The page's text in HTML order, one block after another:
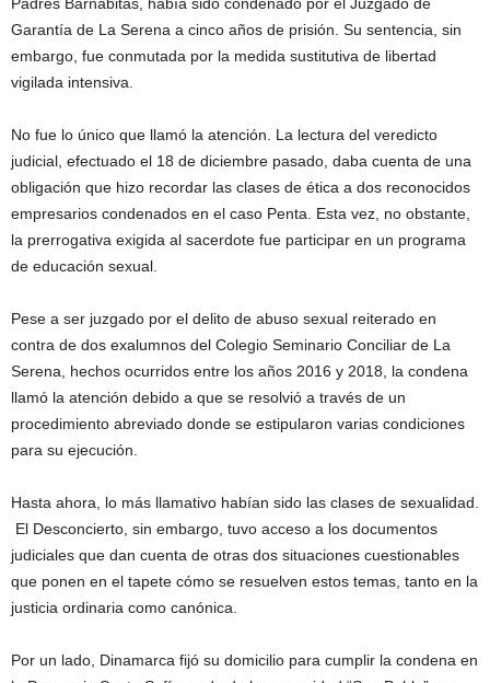
Garantía de La Serena a cinco años de prisión. Su sentencia, sin
embargo, fue conmutada por la medida sustitutiva de libertad
vigilada intensiva.
No fue lo único que llamó la atención. La lectura del veredicto
judicial, efectuado el 18 de diciembre pasado, daba cuenta de una
obligación que hizo recordar las clases de ética a dos reconocidos
empresarios condenados en el caso Penta. Esta vez, no obstante,
la prerrogativa exigida al sacerdote fue participar en un programa
de educación sexual.
Pese a ser juzgado por el delito de abuso sexual reiterado en
contra de dos exalumnos del Colegio Seminario Conciliar de La
Serena, hechos ocurridos entre los años 2016 y 2018, la condena
llamó la atención debido a que se resolvió a través de un
procedimiento abreviado donde se estipularon varias condiciones
para su ejecución.
Hasta ahora, lo más llamativo habían sido las clases de sexualidad.
El Desconcierto, sin embargo, tuvo acceso a los documentos
judiciales que dan cuenta de otras dos situaciones cuestionables
que ponen en el tapete cómo se resuelven estos temas, tanto en la
justicia ordinaria como canónica.
Por un lado, Dinamarca fijó su domicilio para cumplir la condena en